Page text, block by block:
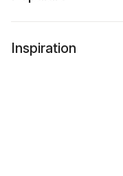
Inspiration